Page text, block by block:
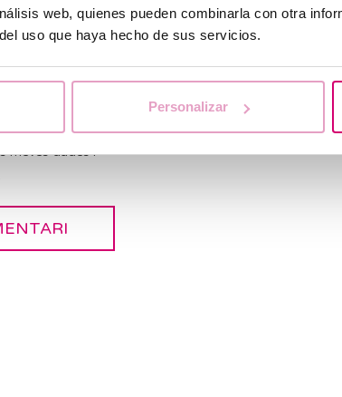
web, quienes pueden combinarla con otra
uso que haya hecho de sus servicios.
Personalizar
meves dades i